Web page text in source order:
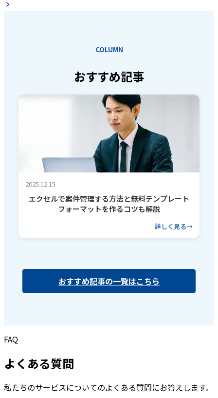
COLUMN
おすすめ記事
2025.12.15
エクセルで案件管理する方法と無料テンプレート
フォーマットを作るコツも解説
詳しく見る
おすすめ記事の一覧はこちら
FAQ
よくある質問
私たちのサービスについてのよくある質問にお答えします。